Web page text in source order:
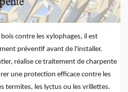
contre les xylophages, il est
préventif avant de l'installer.
réalise ce traitement de charpente
une protection efficace contre les
termites, les lyctus ou les vrillettes.